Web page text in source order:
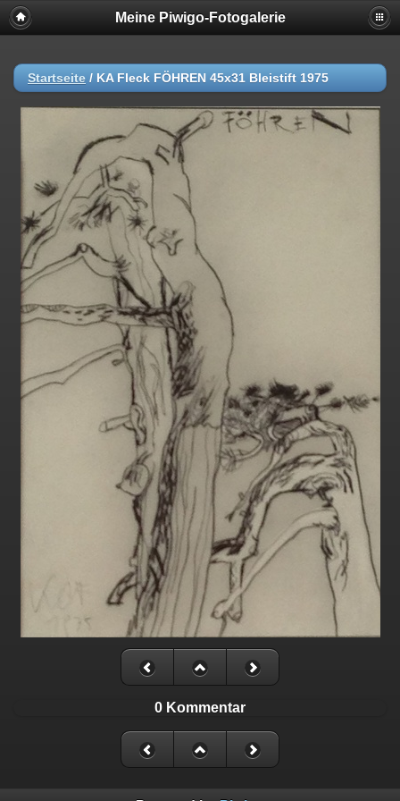
Meine Piwigo-Fotogalerie
Startseite / KA Fleck FÖHREN 45x31 Bleistift 1975
0 Kommentar